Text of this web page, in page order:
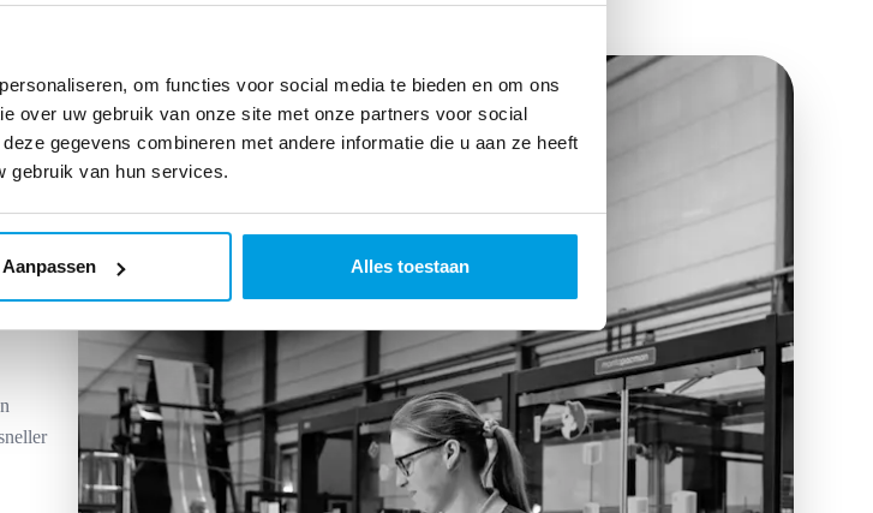
om functies voor social media te bieden en om ons
over uw gebruik van onze site met onze partners voor social
gegevens combineren met andere informatie die u aan ze heeft
gebruik van hun services.
Aanpassen Alles toestaan